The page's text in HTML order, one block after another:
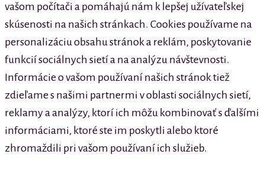
vašom počítači a pomáhajú nám k lepšej užívateľskej
skúsenosti na našich stránkach. Cookies používame na
personalizáciu obsahu stránok a reklám, poskytovanie
funkcií sociálnych sietí a na analýzu návštevnosti.
Informácie o vašom používaní našich stránok tiež
zdieľame s našimi partnermi v oblasti sociálnych sietí,
reklamy a analýzy, ktorí ich môžu kombinovať s ďalšími
informáciami, ktoré ste im poskytli alebo ktoré
zhromaždili pri vašom používaní ich služieb.